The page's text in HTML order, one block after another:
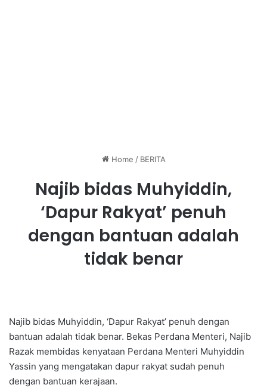
Home / BERITA
Najib bidas Muhyiddin,
‘Dapur Rakyat’ penuh
dengan bantuan adalah
tidak benar
Najib bidas Muhyiddin, ‘Dapur Rakyat’ penuh dengan
bantuan adalah tidak benar. Bekas Perdana Menteri, Najib
Razak membidas kenyataan Perdana Menteri Muhyiddin
Yassin yang mengatakan dapur rakyat sudah penuh
dengan bantuan kerajaan.